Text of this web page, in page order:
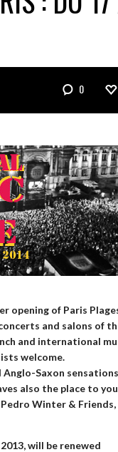
0
opening of Paris
and salons of
and international
welcome.
Saxon sensations
also the place to
Winter &
will be renewed